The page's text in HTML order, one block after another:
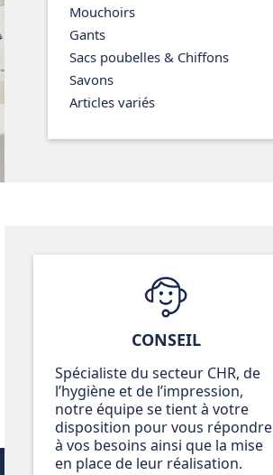
Mouchoirs
Gants
Sacs poubelles & Chiffons
Savons
Articles variés
CONSEIL
Spécialiste du secteur CHR, de
l’hygiène et de l’impression,
notre équipe se tient à votre
disposition pour vous répondre
à vos besoins ainsi que la mise
en place de leur réalisation.